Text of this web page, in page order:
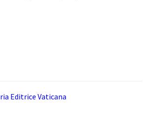
Editrice Vaticana